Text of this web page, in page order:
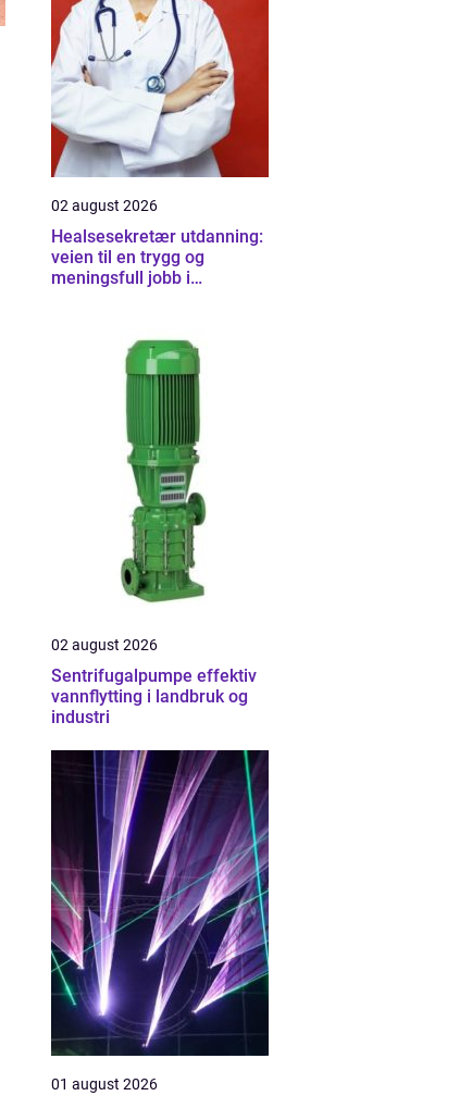
02 august 2026
Healsesekretær utdanning:
veien til en trygg og
meningsfull jobb i
02 august 2026
Sentrifugalpumpe effektiv
vannflytting i landbruk og
industri
01 august 2026